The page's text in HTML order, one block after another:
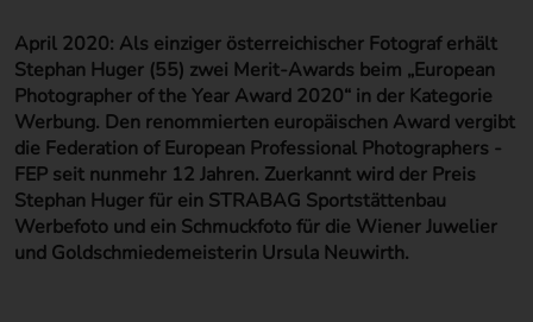
April 2020: Als einziger österreichischer Fotograf erhält
Stephan Huger (55) zwei Merit-Awards beim „European
Photographer of the Year Award 2020“ in der Kategorie
Werbung. Den renommierten europäischen Award vergibt
die Federation of European Professional Photographers -
FEP seit nunmehr 12 Jahren. Zuerkannt wird der Preis
Stephan Huger für ein STRABAG Sportstättenbau
Werbefoto und ein Schmuckfoto für die Wiener Juwelier
und Goldschmiedemeisterin Ursula Neuwirth.